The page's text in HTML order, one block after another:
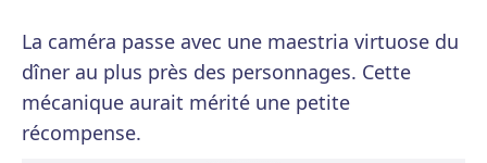
La caméra passe avec une maestria virtuose du
dîner au plus près des personnages. Cette
mécanique aurait mérité une petite
récompense.